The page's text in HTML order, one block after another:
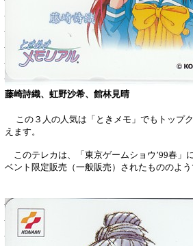
藤崎詩織、虹野沙希、館林見晴
この３人の人気は「ときメモ」でもトップ
えます。
このテレカは、「東京ゲームショウ’99春」
ベント限定販売（一般販売）されたもののよう